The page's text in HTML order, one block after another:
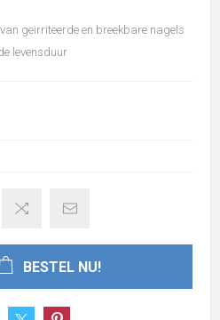
geirriteerde en breekbare nagels
levensduur
BESTEL NU!